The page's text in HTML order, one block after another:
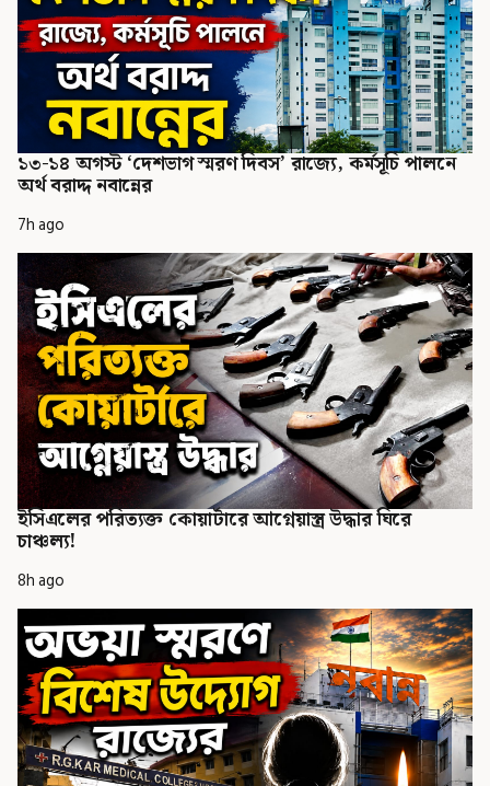
১৩-১৪ অগস্ট ‘দেশভাগ স্মরণ দিবস’ রাজ্যে, কর্মসূচি পালনে
অর্থ বরাদ্দ নবান্নের
7h ago
ইসিএলের পরিত্যক্ত কোয়ার্টারে আগ্নেয়াস্ত্র উদ্ধার ঘিরে
চাঞ্চল্য!
8h ago